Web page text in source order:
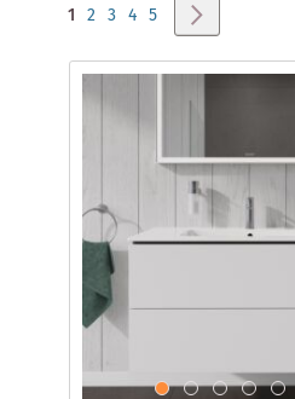
Page
Vous lisez actuellement la
1 Page
2 Page
3 Page
4 Page
5